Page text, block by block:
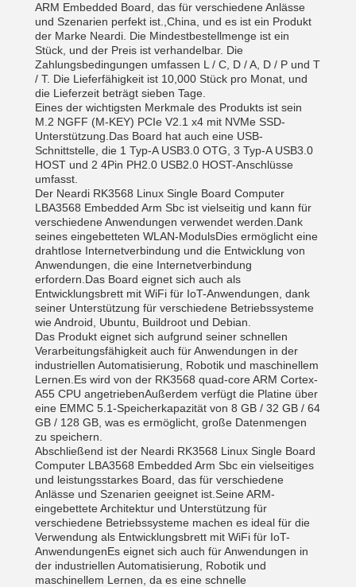
ARM Embedded Board, das für verschiedene Anlässe
und Szenarien perfekt ist.,China, und es ist ein Produkt
der Marke Neardi. Die Mindestbestellmenge ist ein
Stück, und der Preis ist verhandelbar. Die
Zahlungsbedingungen umfassen L / C, D / A, D / P und T
/ T. Die Lieferfähigkeit ist 10,000 Stück pro Monat, und
die Lieferzeit beträgt sieben Tage.
Eines der wichtigsten Merkmale des Produkts ist sein
M.2 NGFF (M-KEY) PCIe V2.1 x4 mit NVMe SSD-
Unterstützung.Das Board hat auch eine USB-
Schnittstelle, die 1 Typ-A USB3.0 OTG, 3 Typ-A USB3.0
HOST und 2 4Pin PH2.0 USB2.0 HOST-Anschlüsse
umfasst.
Der Neardi RK3568 Linux Single Board Computer
LBA3568 Embedded Arm Sbc ist vielseitig und kann für
verschiedene Anwendungen verwendet werden.Dank
seines eingebetteten WLAN-ModulsDies ermöglicht eine
drahtlose Internetverbindung und die Entwicklung von
Anwendungen, die eine Internetverbindung
erfordern.Das Board eignet sich auch als
Entwicklungsbrett mit WiFi für IoT-Anwendungen, dank
seiner Unterstützung für verschiedene Betriebssysteme
wie Android, Ubuntu, Buildroot und Debian.
Das Produkt eignet sich aufgrund seiner schnellen
Verarbeitungsfähigkeit auch für Anwendungen in der
industriellen Automatisierung, Robotik und maschinellem
Lernen.Es wird von der RK3568 quad-core ARM Cortex-
A55 CPU angetriebenAußerdem verfügt die Platine über
eine EMMC 5.1-Speicherkapazität von 8 GB / 32 GB / 64
GB / 128 GB, was es ermöglicht, große Datenmengen
zu speichern.
Abschließend ist der Neardi RK3568 Linux Single Board
Computer LBA3568 Embedded Arm Sbc ein vielseitiges
und leistungsstarkes Board, das für verschiedene
Anlässe und Szenarien geeignet ist.Seine ARM-
eingebettete Architektur und Unterstützung für
verschiedene Betriebssysteme machen es ideal für die
Verwendung als Entwicklungsbrett mit WiFi für IoT-
AnwendungenEs eignet sich auch für Anwendungen in
der industriellen Automatisierung, Robotik und
maschinellem Lernen, da es eine schnelle